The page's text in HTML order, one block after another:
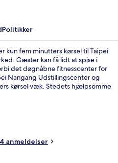
Politikker
kun fem minutters kørsel til Taipei
Gæster kan få lidt at spise i
det døgnåbne fitnesscenter for
Nangang Udstillingscenter og
kørsel væk. Stedets hjælpsomme
på: Houshanpi Metrostation
anmeldelser